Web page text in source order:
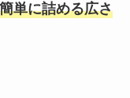
単に詰める広さ